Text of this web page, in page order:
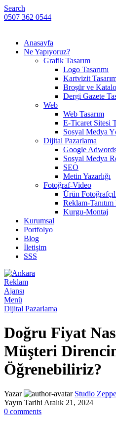
Search
0507 362 0544
Anasayfa
Ne Yapıyoruz?
Grafik Tasarım
Logo Tasarımı
Kartvizit
Broşür ve
Dergi Gazete
Web
Web Tasarım
E-Ticaret Sitesi
Sosyal Medya
Dijital Pazarlama
Google
Sosyal Medya
SEO
Metin Yazarlığı
Fotoğraf-Video
Ürün
Reklam-
Kurgu-Montaj
Kurumsal
Portfolyo
Blog
İletişim
SSS
Menü
Dijital Pazarlama
Doğru Fiyat
Müşteri
Öğrenebiliriz?
Yazar
Studio
Yayın Tarihi Aralık 21, 2024
0 comments